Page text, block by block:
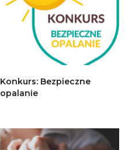
Konkurs: Bezpieczne
opalanie